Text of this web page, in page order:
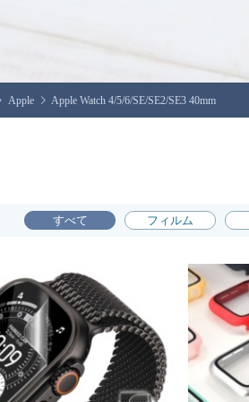
Apple Apple Watch 4/5/6/SE/SE2/SE3 40mm
すべて フィルム